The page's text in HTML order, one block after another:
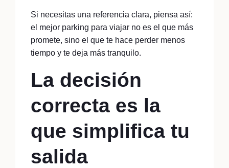
Si necesitas una referencia clara, piensa así:
el mejor parking para viajar no es el que más
promete, sino el que te hace perder menos
tiempo y te deja más tranquilo.
La decisión
correcta es la
que simplifica tu
salida